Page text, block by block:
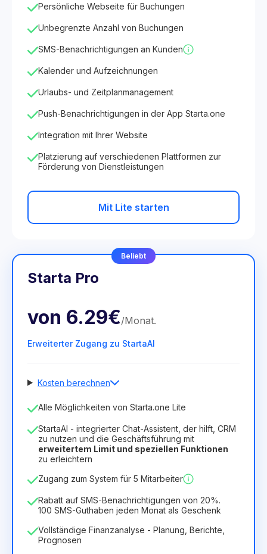
Persönliche Webseite für Buchungen
Unbegrenzte Anzahl von Buchungen
SMS-Benachrichtigungen an Kunden
Kalender und Aufzeichnungen
Urlaubs- und Zeitplanmanagement
Push-Benachrichtigungen in der App Starta.one
Integration mit Ihrer Website
Platzierung auf verschiedenen Plattformen zur
Förderung von Dienstleistungen
Mit Lite starten
Beliebt
Starta Pro
von 6.29€/Monat.
Erweiterter Zugang zu StartaAI
Kosten berechnen
Anzahl der Mitarbeiter
Dauer der Lizenz
12 Months(Rabatt -25%) Vorteilhaft
8.99€ 6.29€ /Monat
Alle Möglichkeiten von Starta.one Lite
StartaAI - integrierter Chat-Assistent, der hilft, CRM
zu nutzen und die Geschäftsführung mit
erweitertem Limit und speziellen Funktionen
zu erleichtern
Zugang zum System für 5 Mitarbeiter
Rabatt auf SMS-Benachrichtigungen von 20%.
100 SMS-Guthaben jeden Monat als Geschenk
Vollständige Finanzanalyse - Planung, Berichte,
Prognosen